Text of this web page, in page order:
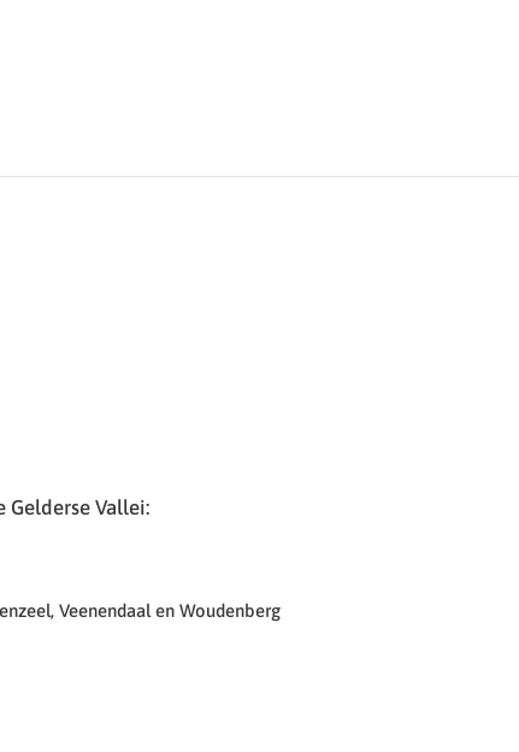
Vallei:
Veenendaal en Woudenberg